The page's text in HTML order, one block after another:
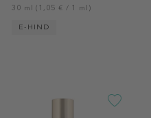
30 ml (1,05 € / 1 ml)
E-HIND